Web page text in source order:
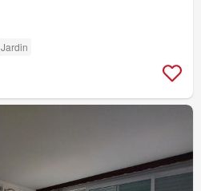
Jardin